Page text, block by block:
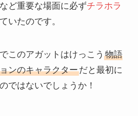
ど重要な場面に必ずチラホラ
いたのです。
このアガットはけっこう 物語
ンのキャラクターだと最初に
ではないでしょうか！